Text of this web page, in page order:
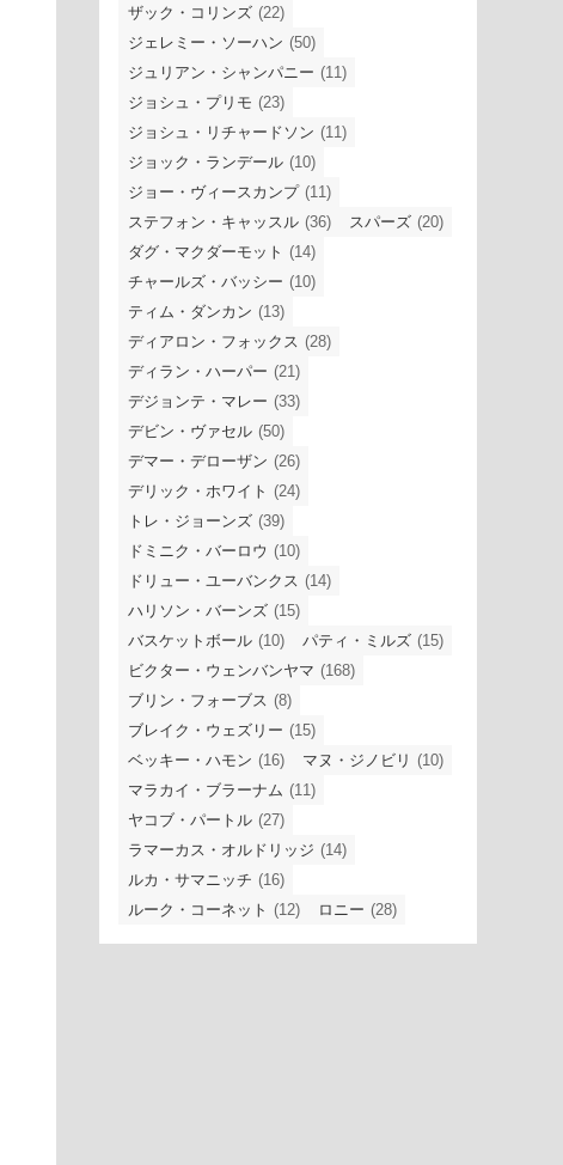
ザック・コリンズ (22)
ジェレミー・ソーハン (50)
ジュリアン・シャンパニー (11)
ジョシュ・プリモ (23)
ジョシュ・リチャードソン (11)
ジョック・ランデール (10)
ジョー・ヴィースカンプ (11)
ステフォン・キャッスル (36) スパーズ (20)
ダグ・マクダーモット (14)
チャールズ・バッシー (10)
ティム・ダンカン (13)
ディアロン・フォックス (28)
ディラン・ハーパー (21)
デジョンテ・マレー (33)
デビン・ヴァセル (50)
デマー・デローザン (26)
デリック・ホワイト (24)
トレ・ジョーンズ (39)
ドミニク・バーロウ (10)
ドリュー・ユーバンクス (14)
ハリソン・バーンズ (15)
バスケットボール (10) パティ・ミルズ (15)
ビクター・ウェンバンヤマ (168)
ブリン・フォーブス (8)
ブレイク・ウェズリー (15)
ベッキー・ハモン (16) マヌ・ジノビリ (10)
マラカイ・ブラーナム (11)
ヤコブ・パートル (27)
ラマーカス・オルドリッジ (14)
ルカ・サマニッチ (16)
ルーク・コーネット (12) ロニー (28)